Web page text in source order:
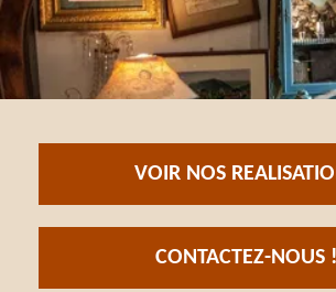
VOIR NOS
CONTACTEZ-NOUS !